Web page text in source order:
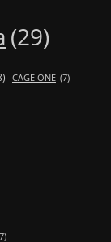
(29)
CAGE ONE (7)